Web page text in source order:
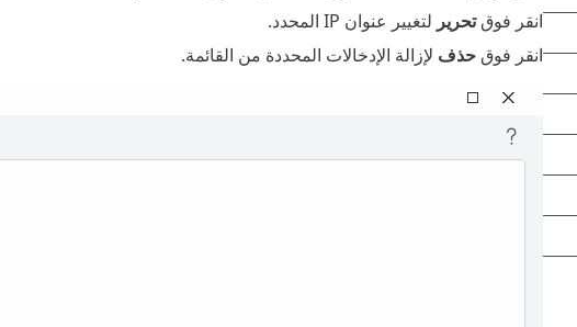
انقر فوقتحرير لتغيير عنوان IP المحدد.
انقر فوقحذف لإزالة الإدخالات المحددة من القائمة.